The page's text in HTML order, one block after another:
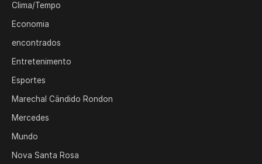
Clima/Tempo
Economia
encontrados
Entretenimento
Esportes
Marechal Cândido Rondon
Mercedes
Mundo
Nova Santa Rosa